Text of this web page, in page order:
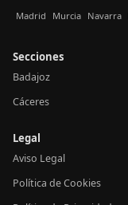
Madrid Murcia Navarra
Secciones
Badajoz
Cáceres
Legal
Aviso Legal
Política de Cookies